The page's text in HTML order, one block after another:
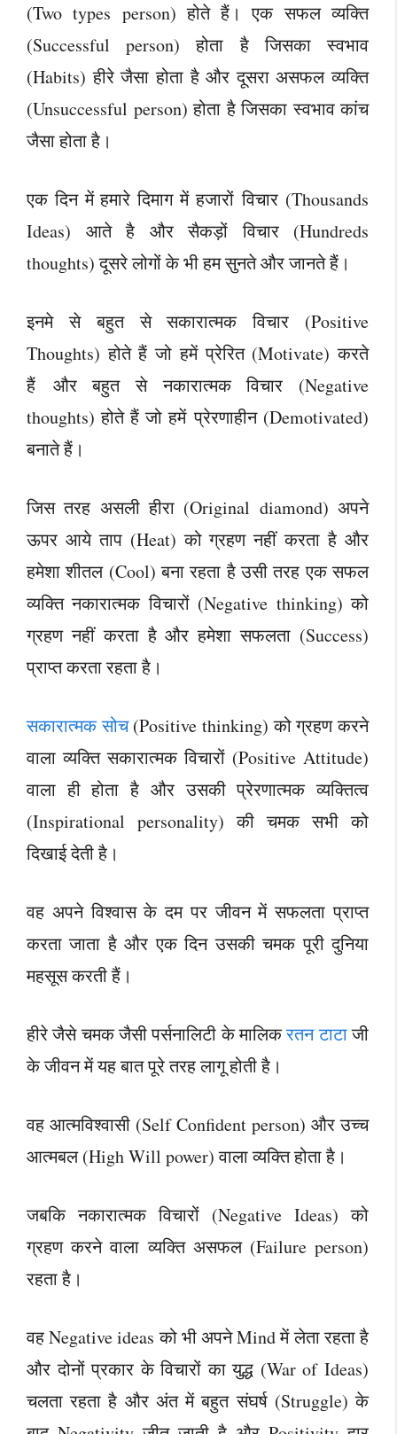
(Two types person) होते हैं। एक सफल व्यक्ति
(Successful person) होता है जिसका स्वभाव
(Habits) हीरे जैसा होता है और दूसरा असफल व्यक्ति
(Unsuccessful person) होता है जिसका स्वभाव कांच
जैसा होता है।
एक दिन में हमारे दिमाग में हजारों विचार (Thousands
Ideas) आते है और सैकड़ों विचार (Hundreds
thoughts) दूसरे लोगों के भी हम सुनते और जानते हैं।
इनमे से बहुत से सकारात्मक विचार (Positive
Thoughts) होते हैं जो हमें प्रेरित (Motivate) करते
हैं और बहुत से नकारात्मक विचार (Negative
thoughts) होते हैं जो हमें प्रेरणाहीन (Demotivated)
बनाते हैं।
जिस तरह असली हीरा (Original diamond) अपने
ऊपर आये ताप (Heat) को ग्रहण नहीं करता है और
हमेशा शीतल (Cool) बना रहता है उसी तरह एक सफल
व्यक्ति नकारात्मक विचारों (Negative thinking) को
ग्रहण नहीं करता है और हमेशा सफलता (Success)
प्राप्त करता रहता है।
सकारात्मक सोच(Positive thinking) को ग्रहण करने
वाला व्यक्ति सकारात्मक विचारों (Positive Attitude)
वाला ही होता है और उसकी प्रेरणात्मक व्यक्तित्व
(Inspirational personality) की चमक सभी को
दिखाई देती है।
वह अपने विश्वास के दम पर जीवन में सफलता प्राप्त
करता जाता है और एक दिन उसकी चमक पूरी दुनिया
महसूस करती हैं।
हीरे जैसे चमक जैसी पर्सनालिटी के मालिकरतन टाटाजी
के जीवन में यह बात पूरे तरह लागू होती है।
वह आत्मविश्वासी (Self Confident person) और उच्च
आत्मबल (High Will power) वाला व्यक्ति होता है।
जबकि नकारात्मक विचारों (Negative Ideas) को
ग्रहण करने वाला व्यक्ति असफल (Failure person)
रहता है।
वह Negative ideas को भी अपने Mind में लेता रहता है
और दोनों प्रकार के विचारों का युद्ध (War of Ideas)
चलता रहता है और अंत में बहुत संघर्ष (Struggle) के